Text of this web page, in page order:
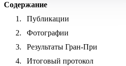
Содержание
Публикации
Фотографии
Результаты Гран-При
Итоговый протокол